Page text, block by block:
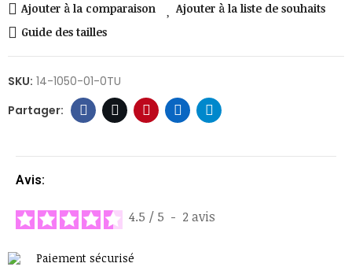
Ajouter à la comparaison
Ajouter à la liste de souhaits
Guide des tailles
SKU: 14-1050-01-0TU
Avis:
4.5 / 5 - 2 avis
Paiement sécurisé